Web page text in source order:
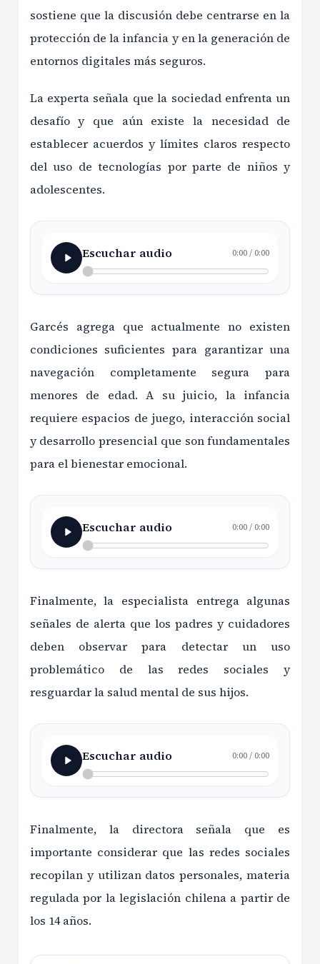
sostiene que la discusión debe centrarse en la
protección de la infancia y en la generación de
entornos digitales más seguros.
La experta señala que la sociedad enfrenta un
desafío y que aún existe la necesidad de
establecer acuerdos y límites claros respecto
del uso de tecnologías por parte de niños y
adolescentes.
Escuchar audio 0:00/0:00
Garcés agrega que actualmente no existen
condiciones suficientes para garantizar una
navegación completamente segura para
menores de edad. A su juicio, la infancia
requiere espacios de juego, interacción social
y desarrollo presencial que son fundamentales
para el bienestar emocional.
Escuchar audio 0:00/0:00
Finalmente, la especialista entrega algunas
señales de alerta que los padres y cuidadores
deben observar para detectar un uso
problemático de las redes sociales y
resguardar la salud mental de sus hijos.
Escuchar audio 0:00/0:00
Finalmente, la directora señala que es
importante considerar que las redes sociales
recopilan y utilizan datos personales, materia
regulada por la legislación chilena a partir de
los 14 años.